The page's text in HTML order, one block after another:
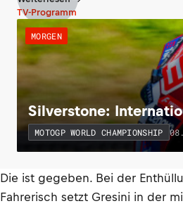
TV-Programm
MORGEN
Silverstone:
MOTOGP WORLD CHAMPIONSHIP
Die ist gegeben. Bei der
Fahrerisch setzt Gresini in der